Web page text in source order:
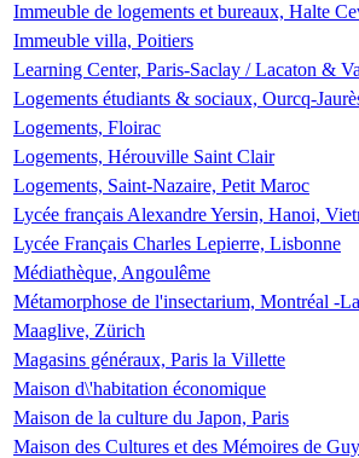
Immeuble de logements et bureaux, Halte
Immeuble villa, Poitiers
Learning Center, Paris-Saclay / Lacaton &
Logements étudiants & sociaux, Ourcq-
Logements, Floirac
Logements, Hérouville Saint Clair
Logements, Saint-Nazaire, Petit Maroc
Lycée français Alexandre Yersin, Hanoi,
Lycée Français Charles Lepierre, Lisbonne
Médiathèque, Angoulême
Métamorphose de l'insectarium, Montréal -
Maaglive, Zürich
Magasins généraux, Paris la Villette
Maison d\'habitation économique
Maison de la culture du Japon, Paris
Maison des Cultures et des Mémoires de